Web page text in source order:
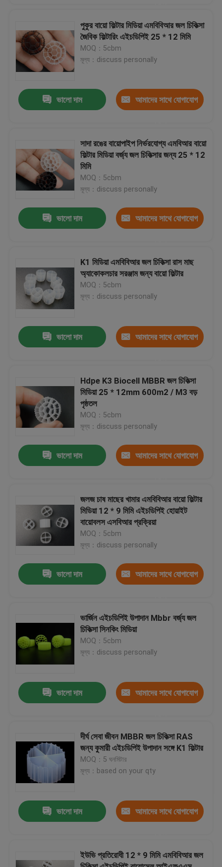
বাড়ি
আমাদের সম্পর্কে
মান নিয়ন্ত্রণ
আমাদের সাথে যোগাযোগ করুন
ব্লগ
উদ্ধৃতির জন্য আবেদন
এমবিবিআর বায়ো মিডিয়া
পুকুর বায়ো ফিল্টার মিডিয়া এমবিবিআর জল চিকিত্সা
জৈবিক ফিল্টারিং এইচডিপিই 25 * 12 মিমি
MOQ：5cbm
মূল্য：discuss personally
ভালো দাম আমাদের সাথে যোগাযোগ
সাদা রঙের বায়োপাইপ নির্ভরযোগ্য এমবিআর বায়ো
ফিল্টার মিডিয়া বর্জ্য জল চিকিত্সার জন্য 25 * 12
মিমি
MOQ：5cbm
মূল্য：discuss personally
ভালো দাম আমাদের সাথে যোগাযোগ
K1 মিডিয়া এমবিবিআর জল চিকিত্সা রাস মাছ
অ্যাকোকলচার সরঞ্জাম জন্য বায়ো ফিল্টার
MOQ：5cbm
মূল্য：discuss personally
ভালো দাম আমাদের সাথে যোগাযোগ
Hdpe K3 Biocell MBBR জল চিকিত্সা
মিডিয়া 25 * 12mm 600m2 / M3 বড়
পৃষ্ঠতল
MOQ：5cbm
মূল্য：discuss personally
ভালো দাম আমাদের সাথে যোগাযোগ
জলজ চাষ মাছের খামার এমবিবিআর বায়ো ফিল্টার
মিডিয়া 12 * 9 মিমি এইচডিপিই হোয়াইট
বায়োবলস এসবিআর প্রক্রিয়া
MOQ：5cbm
মূল্য：discuss personally
ভালো দাম আমাদের সাথে যোগাযোগ
ভার্জিন এইচডিপিই উপাদান Mbbr বর্জ্য জল
চিকিত্সা সিনকিং মিডিয়া
MOQ：5cbm
মূল্য：discuss personally
ভালো দাম আমাদের সাথে যোগাযোগ
দীর্ঘ সেবা জীবন MBBR জল চিকিত্সা RAS
জন্য কুমারী এইচডিপিই উপাদান সঙ্গে K1 ফিল্টার
MOQ：5 ঘনমিটার
মূল্য：based on your qty
ভালো দাম আমাদের সাথে যোগাযোগ
ইউভি প্রতিরোধী 12 * 9 মিমি এমবিবিআর জল